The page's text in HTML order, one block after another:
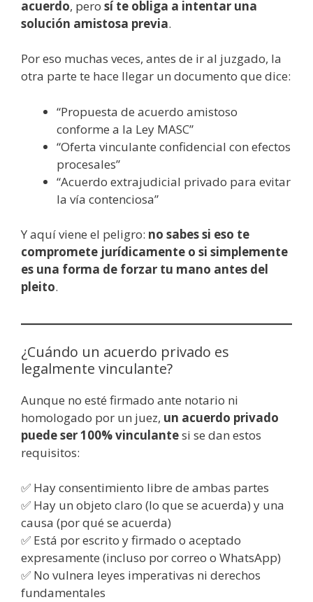
acuerdo, pero sí te obliga a intentar una
solución amistosa previa.
Por eso muchas veces, antes de ir al juzgado, la
otra parte te hace llegar un documento que dice:
“Propuesta de acuerdo amistoso
conforme a la Ley MASC”
“Oferta vinculante confidencial con efectos
procesales”
“Acuerdo extrajudicial privado para evitar
la vía contenciosa”
Y aquí viene el peligro: no sabes si eso te
compromete jurídicamente o si simplemente
es una forma de forzar tu mano antes del
pleito.
¿Cuándo un acuerdo privado es
legalmente vinculante?
Aunque no esté firmado ante notario ni
homologado por un juez, un acuerdo privado
puede ser 100% vinculantesi se dan estos
requisitos:
✅ Hay consentimiento libre de ambas partes
✅ Hay un objeto claro (lo que se acuerda) y una
causa (por qué se acuerda)
✅ Está por escrito y firmado o aceptado
expresamente (incluso por correo o WhatsApp)
✅ No vulnera leyes imperativas ni derechos
fundamentales